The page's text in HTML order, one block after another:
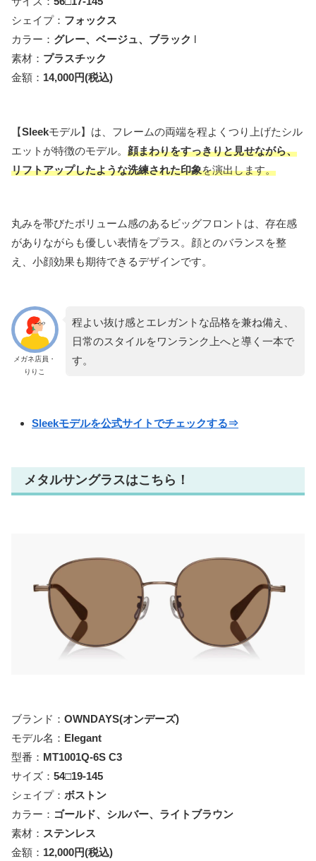
シェイプ： フォックス
カラー： グレー、ベージュ、ブラック l
素材： プラスチック
金額： 14,000円(税込)
【Sleekモデル】は、フレームの両端を程よくつり上げたシル
エットが特徴のモデル。 顔まわりをすっきりと見せながら、
リフトアップしたような洗練された印象を演出します。
丸みを帯びたボリューム感のあるビッグフロントは、存在感
がありながらも優しい表情をプラス。顔とのバランスを整
え、小顔効果も期待できるデザインです。
メガネ店員・
りりこ
程よい抜け感とエレガントな品格を兼ね備え、
日常のスタイルをワンランク上へと導く一本で
す。
Sleekモデルを公式サイトでチェックする⇒
メタルサングラスはこちら！
ブランド： OWNDAYS(オンデーズ)
モデル名： Elegant
型番： MT1001Q-6S C3
サイズ： 54□19-145
シェイプ： ボストン
カラー： ゴールド、シルバー、ライトブラウン
素材： ステンレス
金額： 12,000円(税込)